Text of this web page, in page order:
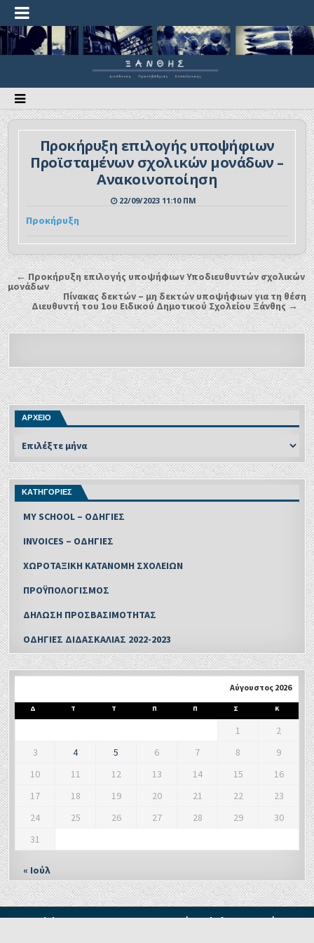
Προκήρυξη επιλογής υποψήφιων
Προϊσταμένων σχολικών μονάδων –
Ανακοινοποίηση
22/09/2023 11:10 ΠΜ
Προκήρυξη
← Προκήρυξη επιλογής υποψήφιων Υποδιευθυντών σχολικών
μονάδων
Πίνακας δεκτών – μη δεκτών υποψήφιων για τη θέση
Διευθυντή του 1ου Ειδικού Δημοτικού Σχολείου Ξάνθης →
ΑΡΧΕΙΟ
ΚΑΤΗΓΟΡΙΕΣ
MY SCHOOL – ΟΔΗΓΙΕΣ
INVOICES – ΟΔΗΓΙΕΣ
ΧΩΡΟΤΑΞΙΚΗ ΚΑΤΑΝΟΜΗ ΣΧΟΛΕΙΩΝ
ΠΡΟΫΠΟΛΟΓΙΣΜΟΣ
ΔΗΛΩΣΗ ΠΡΟΣΒΑΣΙΜΟΤΗΤΑΣ
ΟΔΗΓΙΕΣ ΔΙΔΑΣΚΑΛΙΑΣ 2022-2023
Αύγουστος 2026
Δ Τ Τ Π Π Σ Κ
1
2
3
4 5 6 7 8
9
10
11 12 13 14 15
16
17
18 19 20 21 22
23
24
25 26 27 28 29
30
31
« Ιούλ
Copyright © 2021 - Δ. Π. Ε. ΞΑΝΘΗΣ Τμήμα Δ' Πληροφορικής και